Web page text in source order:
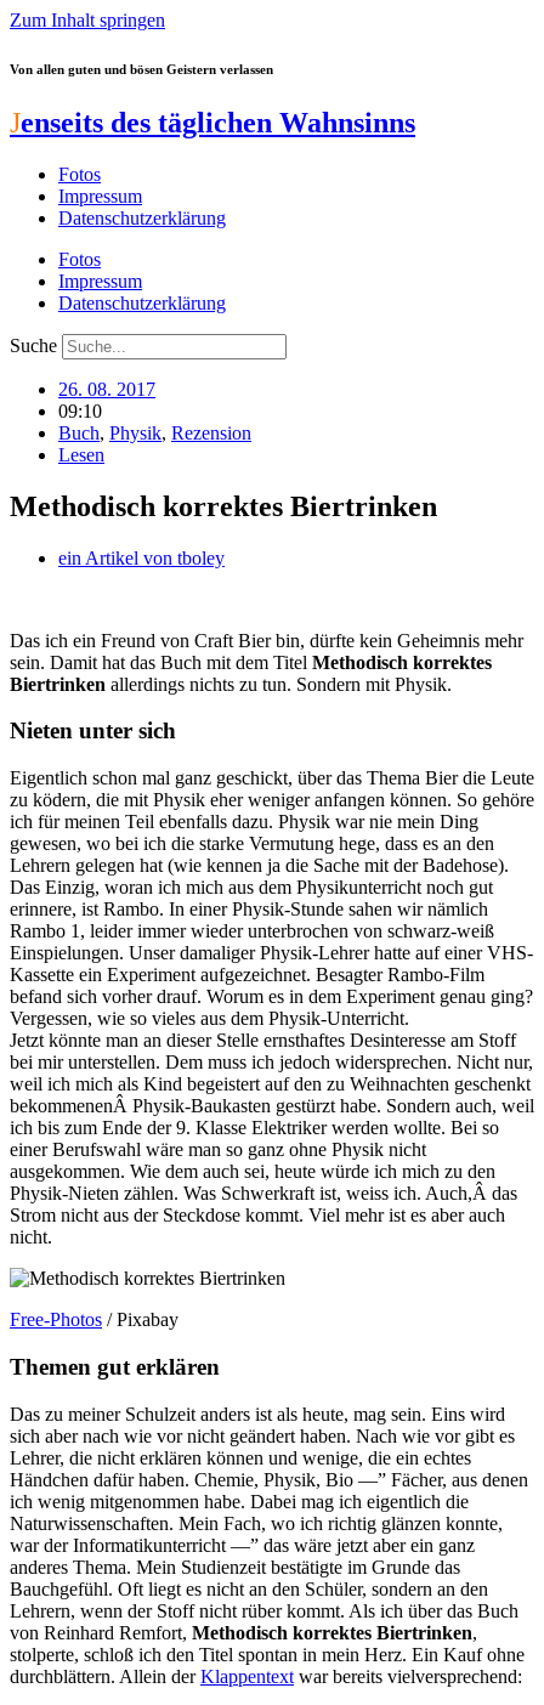
Zum Inhalt springen
Von allen guten und bösen Geistern verlassen
Jenseits des täglichen Wahnsinns
Fotos
Impressum
Datenschutzerklärung
Fotos
Impressum
Datenschutzerklärung
Suche
26. 08. 2017
09:10
Buch, Physik, Rezension
Lesen
Methodisch korrektes Biertrinken
ein Artikel von tboley
Das ich ein Freund von Craft Bier bin, dürfte kein Geheimnis mehr
sein. Damit hat das Buch mit dem Titel Methodisch korrektes
Biertrinken allerdings nichts zu tun. Sondern mit Physik.
Nieten unter sich
Eigentlich schon mal ganz geschickt, über das Thema Bier die Leute
zu ködern, die mit Physik eher weniger anfangen können. So gehöre
ich für meinen Teil ebenfalls dazu. Physik war nie mein Ding
gewesen, wo bei ich die starke Vermutung hege, dass es an den
Lehrern gelegen hat (wie kennen ja die Sache mit der Badehose).
Das Einzig, woran ich mich aus dem Physikunterricht noch gut
erinnere, ist Rambo. In einer Physik-Stunde sahen wir nämlich
Rambo 1, leider immer wieder unterbrochen von schwarz-weiß
Einspielungen. Unser damaliger Physik-Lehrer hatte auf einer VHS-
Kassette ein Experiment aufgezeichnet. Besagter Rambo-Film
befand sich vorher drauf. Worum es in dem Experiment genau ging?
Vergessen, wie so vieles aus dem Physik-Unterricht.
Jetzt könnte man an dieser Stelle ernsthaftes Desinteresse am Stoff
bei mir unterstellen. Dem muss ich jedoch widersprechen. Nicht nur,
weil ich mich als Kind begeistert auf den zu Weihnachten geschenkt
bekommenenÂ Physik-Baukasten gestürzt habe. Sondern auch, weil
ich bis zum Ende der 9. Klasse Elektriker werden wollte. Bei so
einer Berufswahl wäre man so ganz ohne Physik nicht
ausgekommen. Wie dem auch sei, heute würde ich mich zu den
Physik-Nieten zählen. Was Schwerkraft ist, weiss ich. Auch,Â das
Strom nicht aus der Steckdose kommt. Viel mehr ist es aber auch
nicht.
Free-Photos / Pixabay
Themen gut erklären
Das zu meiner Schulzeit anders ist als heute, mag sein. Eins wird
sich aber nach wie vor nicht geändert haben. Nach wie vor gibt es
Lehrer, die nicht erklären können und wenige, die ein echtes
Händchen dafür haben. Chemie, Physik, Bio —” Fächer, aus denen
ich wenig mitgenommen habe. Dabei mag ich eigentlich die
Naturwissenschaften. Mein Fach, wo ich richtig glänzen konnte,
war der Informatikunterricht —” das wäre jetzt aber ein ganz
anderes Thema. Mein Studienzeit bestätigte im Grunde das
Bauchgefühl. Oft liegt es nicht an den Schüler, sondern an den
Lehrern, wenn der Stoff nicht rüber kommt. Als ich über das Buch
von Reinhard Remfort, Methodisch korrektes Biertrinken,
stolperte, schloß ich den Titel spontan in mein Herz. Ein Kauf ohne
durchblättern. Allein derKlappentext war bereits vielversprechend: